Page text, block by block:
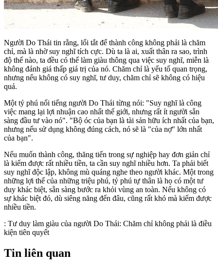
Người Do Thái tin rằng, lối tắt để thành công không phải là chăm
chỉ, mà là nhờ suy nghĩ tích cực. Dù ta là ai, xuất thân ra sao, trình
độ thế nào, ta đều có thể làm giàu thông qua việc suy nghĩ, miễn là
không đánh giá thấp giá trị của nó. Chăm chỉ là yếu tố quan trọng,
nhưng nếu không có suy nghĩ, tư duy, chăm chỉ sẽ không có hiệu
quả.
Một tỷ phú nổi tiếng người Do Thái từng nói: "Suy nghĩ là công
việc mang lại lợi nhuận cao nhất thế giới, nhưng rất ít người sẵn
sàng đầu tư vào nó". "Bộ óc của bạn là tài sản hữu ích nhất của bạn,
nhưng nếu sử dụng không đúng cách, nó sẽ là "của nợ" lớn nhất
của bạn".
Nếu muốn thành công, thăng tiến trong sự nghiệp hay đơn giản chỉ
là kiếm được rất nhiều tiền, ta cần suy nghĩ nhiều hơn. Ta phải biết
suy nghĩ độc lập, không mù quáng nghe theo người khác. Một trong
những lợi thế của những triệu phú, tỷ phú tự thân là họ có một tư
duy khác biệt, sẵn sàng bước ra khỏi vùng an toàn. Nếu không có
sự khác biệt đó, dù siêng năng đến đâu, cũng rất khó mà kiếm được
nhiều tiền.
: Tư duy làm giàu của người Do Thái: Chăm chỉ không phải là điều
kiện tiên quyết
Tin liên quan